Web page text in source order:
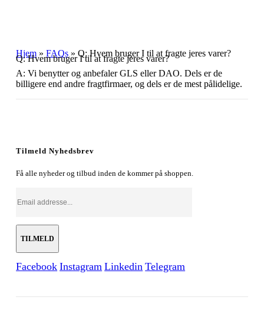
Hjem »FAQs »Q: Hvem bruger I til at fragte jeres varer?
Q: Hvem bruger I til at fragte jeres varer?
A: Vi benytter og anbefaler GLS eller DAO. Dels er de
billigere end andre fragtfirmaer, og dels er de mest pålidelige.
Tilmeld Nyhedsbrev
Få alle nyheder og tilbud inden de kommer på shoppen.
Facebook Instagram Linkedin Telegram